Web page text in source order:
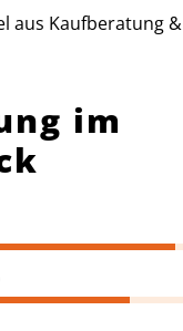
aus Kaufberatung
im